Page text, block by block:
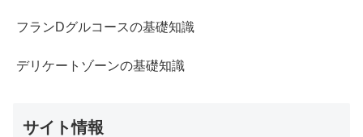
フランDグルコースの基礎知識
デリケートゾーンの基礎知識
サイト情報